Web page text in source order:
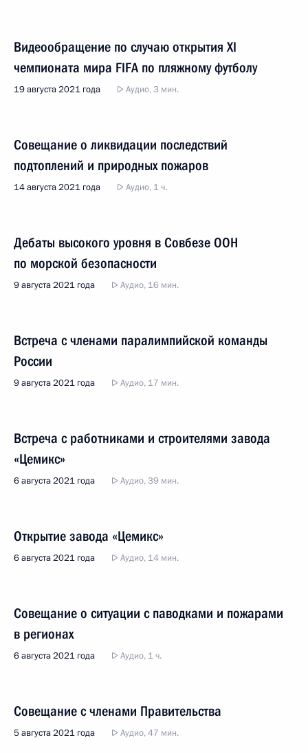
Видеообращение по случаю открытия XI
чемпионата мира FIFA по пляжному футболу
19 августа 2021 года Аудио, 3 мин.
Совещание о ликвидации последствий
подтоплений и природных пожаров
14 августа 2021 года Аудио, 1 ч.
Дебаты высокого уровня в Совбезе ООН
по морской безопасности
9 августа 2021 года Аудио, 16 мин.
Встреча с членами паралимпийской команды
России
9 августа 2021 года Аудио, 17 мин.
Встреча с работниками и строителями завода
«Цемикс»
6 августа 2021 года Аудио, 39 мин.
Открытие завода «Цемикс»
6 августа 2021 года Аудио, 14 мин.
Совещание о ситуации с паводками и пожарами
в регионах
6 августа 2021 года Аудио, 1 ч.
Совещание с членами Правительства
5 августа 2021 года Аудио, 47 мин.